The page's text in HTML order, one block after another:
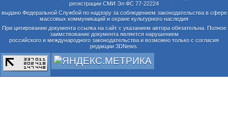
регистрации СМИ Эл ФС 77-22224
выдано Федеральной Службой по надзору за соблюдением законодательства в сфере
массовых коммуникаций и охране культурного наследия
При цитировании документа ссылка на сайт с указанием автора обязательна. Полное
заимствование документа является нарушением
российского и международного законодательства и возможно только с согласия
редакции 3DNews.